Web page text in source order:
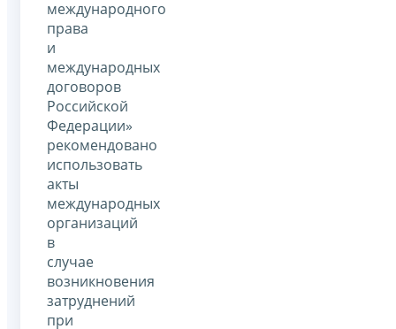
международного
права
и
международных
договоров
Российской
Федерации»
рекомендовано
использовать
акты
международных
организаций
в
случае
возникновения
затруднений
при